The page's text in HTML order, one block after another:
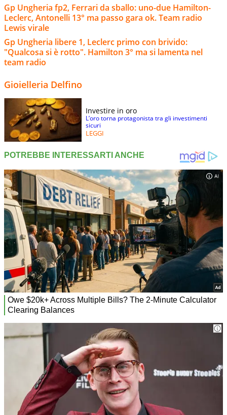
Gp Ungheria fp2, Ferrari da sballo: uno-due Hamilton-
Leclerc, Antonelli 13° ma passo gara ok. Team radio
Lewis virale
Gp Ungheria libere 1, Leclerc primo con brivido:
"Qualcosa si è rotto". Hamilton 3° ma si lamenta nel
team radio
Gioielleria Delfino
Investire in oro
L’oro torna protagonista tra gli investimenti
sicuri
LEGGI